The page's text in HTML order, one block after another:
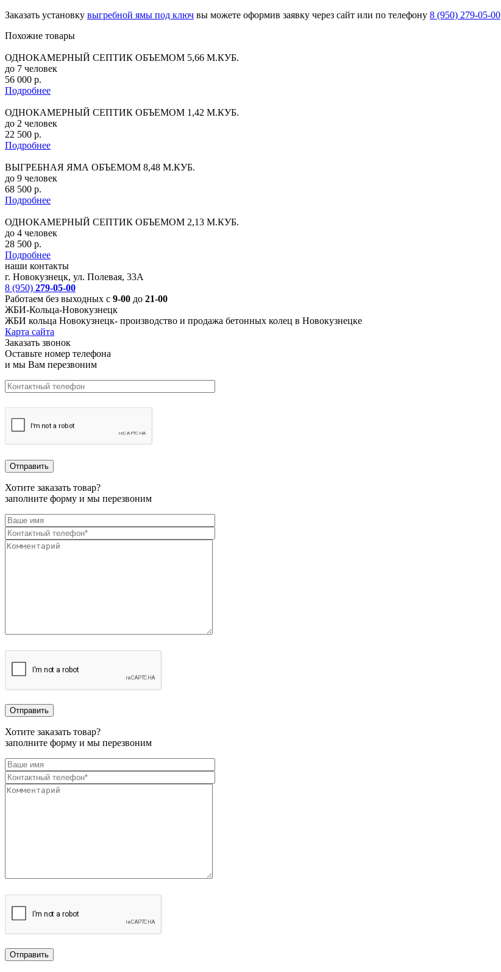
Заказать установку выгребной ямы под ключ вы можете оформив заявку через сайт или по телефону 8 (950) 279-05-00
Похожие товары
ОДНОКАМЕРНЫЙ СЕПТИК ОБЪЕМОМ 5,66 М.КУБ.
до 7 человек
56 000 р.
Подробнее
ОДНОКАМЕРНЫЙ СЕПТИК ОБЪЕМОМ 1,42 М.КУБ.
до 2 человек
22 500 р.
Подробнее
ВЫГРЕБНАЯ ЯМА ОБЪЕМОМ 8,48 М.КУБ.
до 9 человек
68 500 р.
Подробнее
ОДНОКАМЕРНЫЙ СЕПТИК ОБЪЕМОМ 2,13 М.КУБ.
до 4 человек
28 500 р.
Подробнее
наши контакты
г. Новокузнецк, ул. Полевая, 33А
8 (950) 279-05-00
Работаем без выходных с 9-00 до 21-00
ЖБИ-Кольца-Новокузнецк
ЖБИ кольца Новокузнецк- производство и продажа бетонных колец в Новокузнецке
Карта сайта
Заказать звонок
Оставьте номер телефона
и мы Вам перезвоним
Хотите заказать товар?
заполните форму и мы перезвоним
Хотите заказать товар?
заполните форму и мы перезвоним